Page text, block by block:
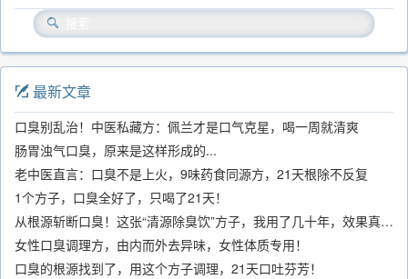
最新文章
口臭别乱治！中医私藏方：佩兰才是口气克星，喝一周就清爽
肠胃浊气口臭，原来是这样形成的...
老中医直言：口臭不是上火，9味药食同源方，21天根除不反复
1个方子，口臭全好了，只喝了21天！
从根源斩断口臭！这张“清源除臭饮”方子，我用了几十年，效果真不错
女性口臭调理方，由内而外去异味，女性体质专用！
口臭的根源找到了，用这个方子调理，21天口吐芬芳！